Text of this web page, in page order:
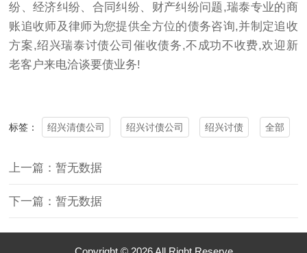
纷、经济纠纷、合同纠纷、财产纠纷问题,瑞泰专业的商
账追收师及律师为您提供全方位的债务咨询,并制定追收
方案,绍兴瑞泰讨债公司催收债务,不成功不收费,欢迎新
老客户来电洽谈要债业务!
标签： 绍兴清债公司 绍兴讨债公司 绍兴讨债 全部
上一篇：暂无数据
下一篇：暂无数据